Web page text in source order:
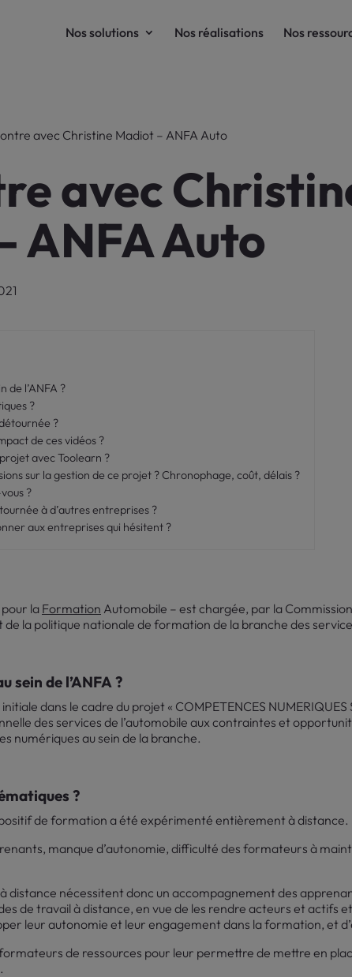
Nos solutions Nos réalisations Nos
avec Christine Madiot – ANFA Auto
avec
ANFA Auto
de l’ANFA ?
?
?
de ces vidéos ?
avec Toolearn ?
sur la gestion de ce projet ? Chronophage, coût, délais ?
?
à d’autres entreprises ?
aux entreprises qui hésitent ?
la Formation Automobile – est chargée, par la
la politique nationale de formation de la branche des
sein de l’ANFA ?
dans le cadre du projet « COMPETENCES NUMERIQUES
des services de l’automobile aux contraintes et
numériques au sein de la branche.
?
de formation a été expérimenté entièrement à distance.
manque d’autonomie, difficulté des formateurs à
distance nécessitent donc un accompagnement des
de travail à distance, en vue de les rendre acteurs et actifs
leur autonomie et leur engagement dans la formation, et
de ressources pour leur permettre de mettre en